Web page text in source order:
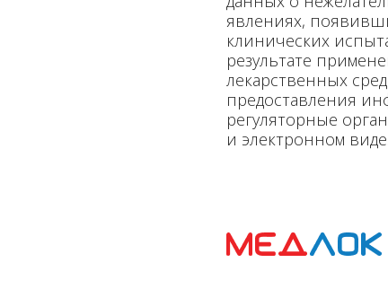
явлениях,
клинических
результате
лекарственных
предоставления
регуляторные
и электронном виде.